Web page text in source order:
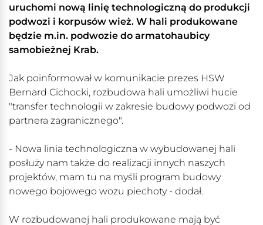
uruchomi nową linię technologiczną do produkcji
podwozi i korpusów wież. W hali produkowane
będzie m.in. podwozie do armatohaubicy
samobieżnej Krab.
Jak poinformował w komunikacie prezes HSW
Bernard Cichocki, rozbudowa hali umożliwi hucie
"transfer technologii w zakresie budowy podwozi od
partnera zagranicznego".
- Nowa linia technologiczna w wybudowanej hali
posłuży nam także do realizacji innych naszych
projektów, mam tu na myśli program budowy
nowego bojowego wozu piechoty - dodał.
W rozbudowanej hali produkowane mają być